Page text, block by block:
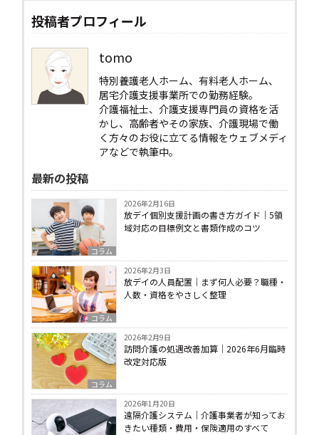
投稿者プロフィール
tomo
特別養護老人ホーム、有料老人ホーム、
居宅介護支援事業所での勤務経験。
介護福祉士、介護支援専門員の資格を活
かし、高齢者やその家族、介護現場で働
く方々のお役に立てる情報をウェブメディ
アなどで執筆中。
最新の投稿
コラム
2026年2月16日
放デイ個別支援計画の書き方ガイド｜5領
域対応の目標例文と書類作成のコツ
コラム
2026年2月3日
放デイの人員配置｜まず何人必要？職種・
人数・資格をやさしく整理
コラム
2026年2月9日
訪問介護の処遇改善加算｜2026年6月臨時
改定対応版
2026年1月20日
遠隔介護システム｜介護事業者が知ってお
きたい種類・費用・保険適用のすべて